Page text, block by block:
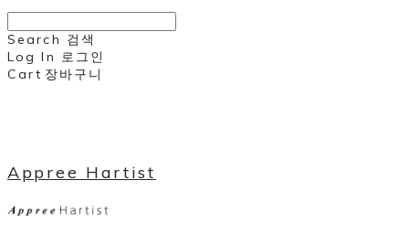
Search 검색
Log In 로그인
Cart 장바구니
Appree Hartist